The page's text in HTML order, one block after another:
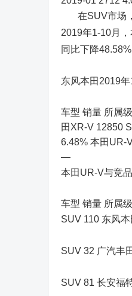
在SUV市场，
2019年1-10月
同比下降
东风本田2019
车型 销量 所属
田XR-V 12850
6.48% 本田
—
本田UR-V与竞
车型 销量 所属
SUV 110 东风
SUV 32 广汽丰
SUV 81 长安福